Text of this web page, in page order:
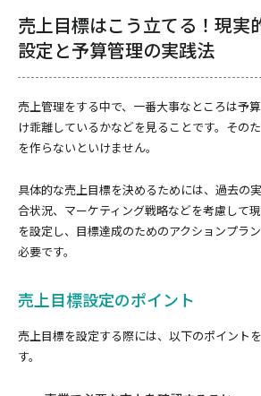
売上目標はこう立てる！現実
設定と予算管理の実践法
売上管理をする中で、一番大事なところは予
け乖離しているかなどを見ることです。その
を作らないといけません。
具体的な売上目標を決めるためには、過去の
合状況、マーケティング戦略などを考慮して
を設定し、目標達成のためのアクションプラ
必要です。
売上目標設定のポイント
売上目標を設定する際には、以下のポイント
す。